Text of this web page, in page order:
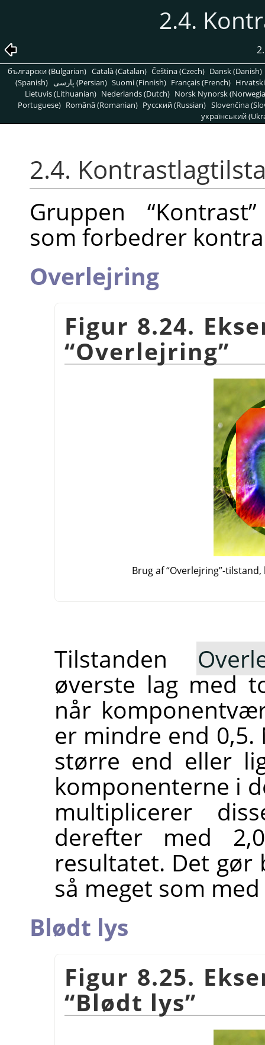
2.4.
български (Bulgarian) Català (Catalan) Čeština (Czech) Dansk (Danish)
(Spanish)
پارسی (Persian) Suomi (Finnish) Français (French)
Lietuvis (Lithuanian) Nederlands (Dutch) Norsk Nynorsk
Portuguese) Română (Romanian) Pусский (Russian) Slovenčina
український
2.4.
Gruppen “Kontrast”
som forbedrer
Overlejring
Figur 8.24.
“Overlejring”
Brug af“Overlejring”-tilstand,
Tilstanden
øverste lag med
når
er mindre end
større end eller
komponenterne i
multiplicerer
derefter med
resultatet. Det gør
så meget som med
Blødt lys
Figur 8.25.
“Blødt lys”